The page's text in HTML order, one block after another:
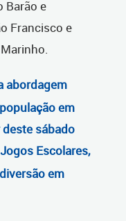
Barão e
Francisco e
abordagem
em
sábado
Escolares,
em